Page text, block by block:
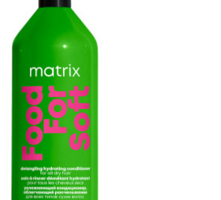
WYPOSAŻENIE
MĘŻCZYZNA
BESTSELLERY
PRODUKTY
POLECAMY